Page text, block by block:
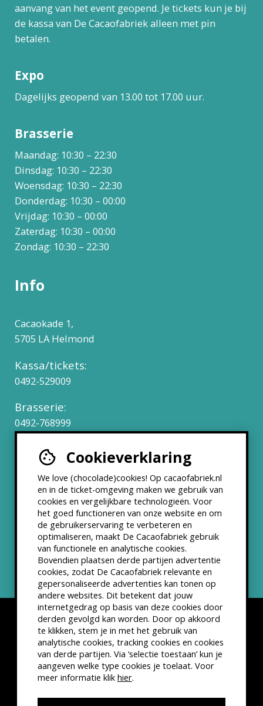
Cookieverklaring
We love (chocolade)cookies! Op cacaofabriek.nl
en in de ticket-omgeving maken we gebruik van
cookies en vergelijkbare technologieën. Voor
het goed functioneren van onze website en om
de gebruikerservaring te verbeteren en
optimaliseren, maakt De Cacaofabriek gebruik
van functionele en analytische cookies.
Bovendien plaatsen derde partijen advertentie
cookies, zodat De Cacaofabriek relevante en
gepersonaliseerde advertenties kan tonen op
andere websites. Dit betekent dat jouw
internetgedrag op basis van deze cookies door
derden gevolgd kan worden. Door op akkoord
te klikken, stem je in met het gebruik van
analytische cookies, tracking cookies en cookies
van derde partijen. Via ‘selectie toestaan’ kun je
aangeven welke type cookies je toelaat. Voor
meer informatie klik hier.
aanvang van het event geopend. Je tickets kun je bij
de kassa van De Cacaofabriek alleen met pin
betalen.
Expo
Dagelijks geopend van 13.00 tot 17.00 uur.
Brasserie
Maandag: 10:30 – 22:30
Dinsdag: 10:30 – 22:30
Woensdag: 10:30 – 22:30
Donderdag: 10:30 – 00:00
Vrijdag: 10:30 – 00:00
Zaterdag: 10:30 – 00:00
Zondag: 10:30 – 22:30
Info
Cacaokade 1,
5705 LA Helmond
Kassa/tickets:
0492-529009
Brasserie:
0492-768999
Werken bij
Partners & Samenwerkingen
ANBI status
Nieuwsbrief
Disclaimer Privacyverklaring
Kleine lettertjes
VSCD Bezoekersvoorwaarden
Website doorThe Cre8ion.Lab